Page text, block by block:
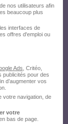
nos utilisateurs afin
beaucoup plus
interfaces de
offres d'emploi ou
Ads , Critéo,
publicités pour des
d’augmenter vos
votre navigation, de
votre
bas de page.